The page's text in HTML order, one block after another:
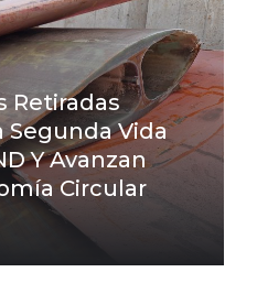
Retiradas
Segunda Vida
Y Avanzan
Circular